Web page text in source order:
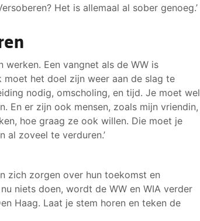
Het is allemaal al sober genoeg.’
werken. Een vangnet als de WW is
moet het doel zijn weer aan de slag te
nodig, omscholing, en tijd. Je moet wel
En er zijn ook mensen, zoals mijn vriendin,
hoe graag ze ook willen. Die moet je
al zoveel te verduren.’
zich zorgen over hun toekomst en
niets doen, wordt de WW en WIA verder
Haag. Laat je stem horen en teken de